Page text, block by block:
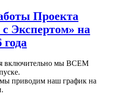
Проекта
Экспертом» на
включительно мы ВСЕМ
мы приводим наш график на